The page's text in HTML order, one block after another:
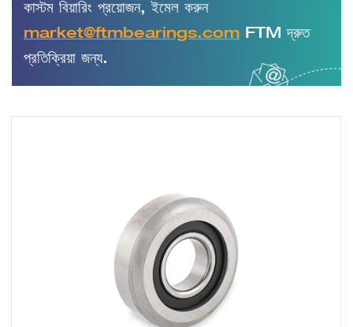
কাস্টম বিয়ারিং প্রয়োজন, ইমেল করুন
market@ftmbearings.com FTM দ্রুত
প্রতিক্রিয়া জন্য.